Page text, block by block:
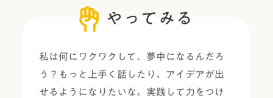
やってみる
私は何にワクワクして、夢中になるんだろ
う？もっと上手く話したり、アイデアが出
せるようになりた いな。実践して力をつけ